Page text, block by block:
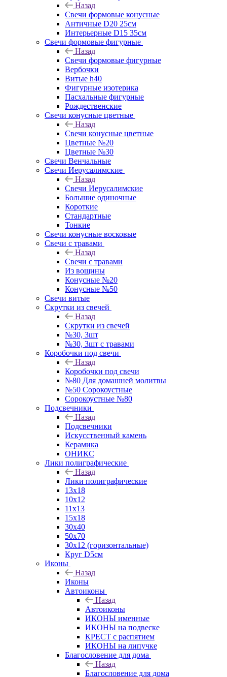
Назад
Свечи формовые конусные
Античные D20 25см
Интерьерные D15 35см
Свечи формовые фигурные
Назад
Свечи формовые фигурные
Вербочки
Витые h40
Фигурные изотерика
Пасхальные фигурные
Рождественские
Свечи конусные цветные
Назад
Свечи конусные цветные
Цветные №20
Цветные №30
Свечи Венчальные
Свечи Иерусалимские
Назад
Свечи Иерусалимские
Большие одиночные
Короткие
Стандартные
Тонкие
Свечи конусные восковые
Свечи с травами
Назад
Свечи с травами
Из вощины
Конусные №20
Конусные №50
Свечи витые
Скрутки из свечей
Назад
Скрутки из свечей
№30, 3шт
№30, 3шт с травами
Коробочки под свечи
Назад
Коробочки под свечи
№80 Для домашней молитвы
№50 Сорокоустные
Сорокоустные №80
Подсвечники
Назад
Подсвечники
Искусственный камень
Керамика
ОНИКС
Лики полиграфические
Назад
Лики полиграфические
13x18
10x12
11х13
15х18
30x40
50x70
30x12 (горизонтальные)
Круг D5см
Иконы
Назад
Иконы
Автоиконы
Назад
Автоиконы
ИКОНЫ именные
ИКОНЫ на подвеске
КРЕСТ с распятием
ИКОНЫ на липучке
Благословение для дома
Назад
Благословение для дома